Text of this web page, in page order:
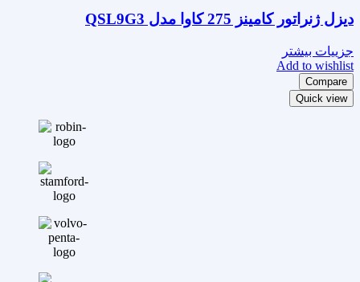
دیزل ژنراتور کامینز 275 کاوا مدل QSL9G3
جزییات بیشتر
Add to wishlist
Compare
Quick view